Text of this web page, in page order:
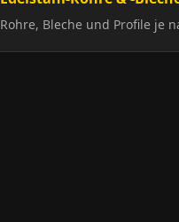
Rohre, Bleche und Profile je